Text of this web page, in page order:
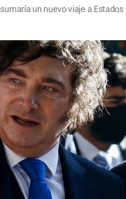
un nuevo viaje a